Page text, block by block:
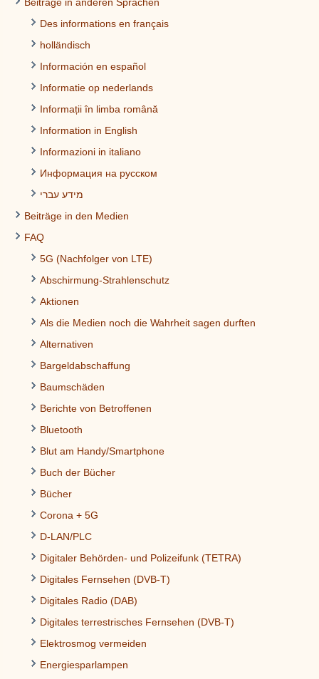
Des informations en français
holländisch
Información en español
Informatie op nederlands
Informații în limba română
Information in English
Informazioni in italiano
Информация на русском
מידע עברי
Beiträge in den Medien
FAQ
5G (Nachfolger von LTE)
Abschirmung-Strahlenschutz
Aktionen
Als die Medien noch die Wahrheit sagen durften
Alternativen
Bargeldabschaffung
Baumschäden
Berichte von Betroffenen
Bluetooth
Blut am Handy/Smartphone
Buch der Bücher
Bücher
Corona + 5G
D-LAN/PLC
Digitaler Behörden- und Polizeifunk (TETRA)
Digitales Fernsehen (DVB-T)
Digitales Radio (DAB)
Digitales terrestrisches Fernsehen (DVB-T)
Elektrosmog vermeiden
Energiesparlampen